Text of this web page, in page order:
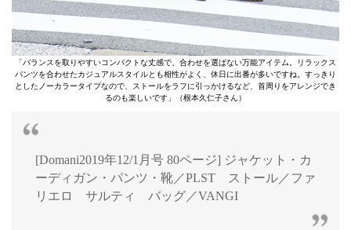
「バランスを取りやすいコンパクトな丈感で、合わせを選ばない万能アイテム。リラックス
パンツを合わせたカジュアルスタイルとも相性がよく、休日に出番が多いですね。すっきり
としたノーカラータイプなので、ストールをラフに引っかけるなど、首周りをアレンジでき
るのも楽しいです」（根本久仁子さん）
[Domani2019年12/1月号 80ページ] ジャケット・カ
ーディガン・パンツ・靴／PLST ストール／ファ
リエロ サルティ バッグ／VANGI